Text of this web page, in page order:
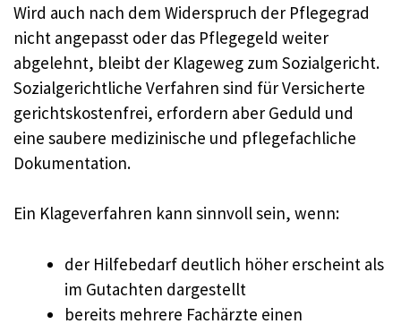
Wird auch nach dem Widerspruch der Pflegegrad
nicht angepasst oder das Pflegegeld weiter
abgelehnt, bleibt der Klageweg zum Sozialgericht.
Sozialgerichtliche Verfahren sind für Versicherte
gerichtskostenfrei, erfordern aber Geduld und
eine saubere medizinische und pflegefachliche
Dokumentation.
Ein Klageverfahren kann sinnvoll sein, wenn:
der Hilfebedarf deutlich höher erscheint als
im Gutachten dargestellt
bereits mehrere Fachärzte einen